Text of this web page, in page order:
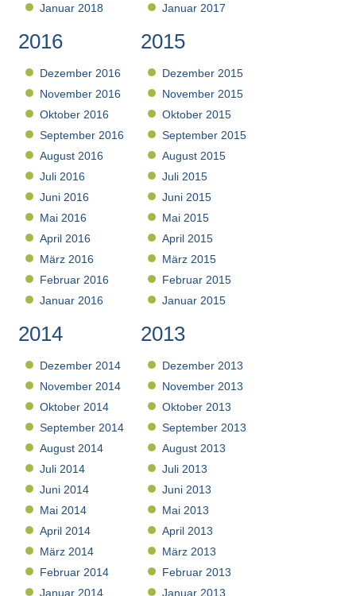
Januar 2018
Januar 2017
2016
Dezember 2016
November 2016
Oktober 2016
September 2016
August 2016
Juli 2016
Juni 2016
Mai 2016
April 2016
März 2016
Februar 2016
Januar 2016
2015
Dezember 2015
November 2015
Oktober 2015
September 2015
August 2015
Juli 2015
Juni 2015
Mai 2015
April 2015
März 2015
Februar 2015
Januar 2015
2014
Dezember 2014
November 2014
Oktober 2014
September 2014
August 2014
Juli 2014
Juni 2014
Mai 2014
April 2014
März 2014
Februar 2014
Januar 2014
2013
Dezember 2013
November 2013
Oktober 2013
September 2013
August 2013
Juli 2013
Juni 2013
Mai 2013
April 2013
März 2013
Februar 2013
Januar 2013